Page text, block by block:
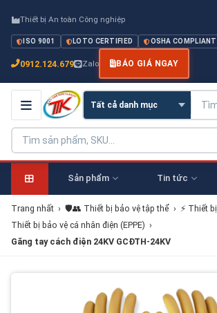
Thiết bị An toàn Công nghiệp
ISO 9001 LOTO CERTIFIED OSHA COMPLIANT
0912.124.679 Zalo BÁO GIÁ NGAY
Sản phẩm Tin tức
Trang nhất › 🛡️👥 Thiết bị bảo vệ tập thể › ⚡ Thiết
Thiết bị bảo vệ cá nhân điện (EPPE) ›
Găng tay cách điện 24KV GCĐTH-24KV